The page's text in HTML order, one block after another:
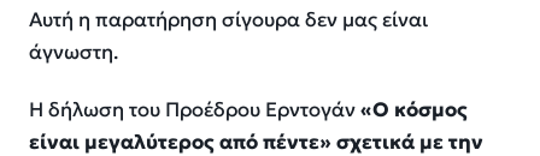
Αυτή η παρατήρηση σίγουρα δεν μας είναι
άγνωστη.
Η δήλωση του Προέδρου Ερντογάν«Ο κόσμος
είναι μεγαλύτερος από πέντε» σχετικά με την